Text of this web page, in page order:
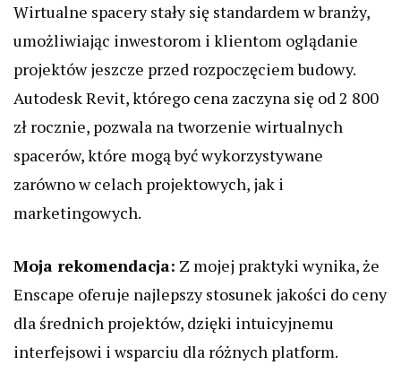
Wirtualne spacery stały się standardem w branży,
umożliwiając inwestorom i klientom oglądanie
projektów jeszcze przed rozpoczęciem budowy.
Autodesk Revit, którego cena zaczyna się od 2 800
zł rocznie, pozwala na tworzenie wirtualnych
spacerów, które mogą być wykorzystywane
zarówno w celach projektowych, jak i
marketingowych.
Moja rekomendacja: Z mojej praktyki wynika, że
Enscape oferuje najlepszy stosunek jakości do ceny
dla średnich projektów, dzięki intuicyjnemu
interfejsowi i wsparciu dla różnych platform.